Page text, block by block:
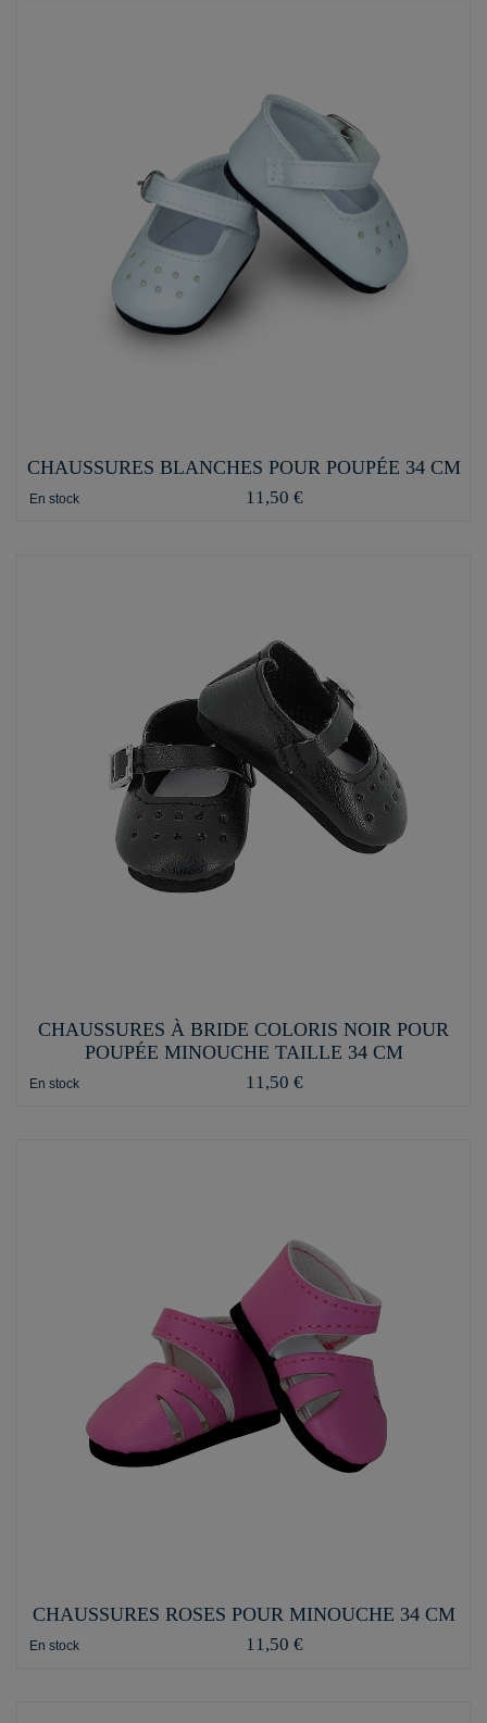
CHAUSSURES BLANCHES POUR POUPÉE 34 CM
En stock 11,50 €
CHAUSSURES À BRIDE COLORIS NOIR POUR
POUPÉE MINOUCHE TAILLE 34 CM
En stock 11,50 €
CHAUSSURES ROSES POUR MINOUCHE 34 CM
En stock 11,50 €